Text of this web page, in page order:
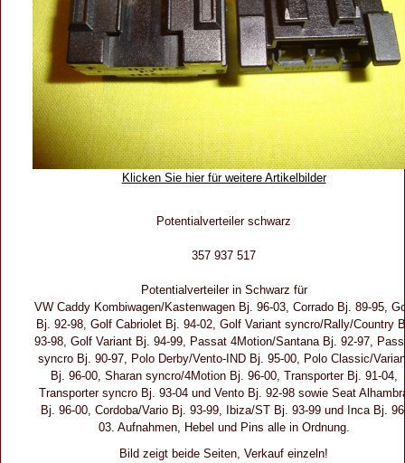
Klicken Sie hier für weitere Artikelbilder
Potentialverteiler schwarz
357 937 517
Potentialverteiler in Schwarz für
VW Caddy Kombiwagen/Kastenwagen Bj. 96-03, Corrado Bj. 89-95,
Bj. 92-98, Golf Cabriolet Bj. 94-02, Golf Variant syncro/Rally/Country
93-98, Golf Variant Bj. 94-99, Passat 4Motion/Santana Bj. 92-97,
syncro Bj. 90-97, Polo Derby/Vento-IND Bj. 95-00, Polo Classic/
Bj. 96-00, Sharan syncro/4Motion Bj. 96-00, Transporter Bj. 91-04,
Transporter syncro Bj. 93-04 und Vento Bj. 92-98 sowie Seat
Bj. 96-00, Cordoba/Vario Bj. 93-99, Ibiza/ST Bj. 93-99 und Inca Bj.
03. Aufnahmen, Hebel und Pins alle in Ordnung.
Bild zeigt beide Seiten, Verkauf einzeln!